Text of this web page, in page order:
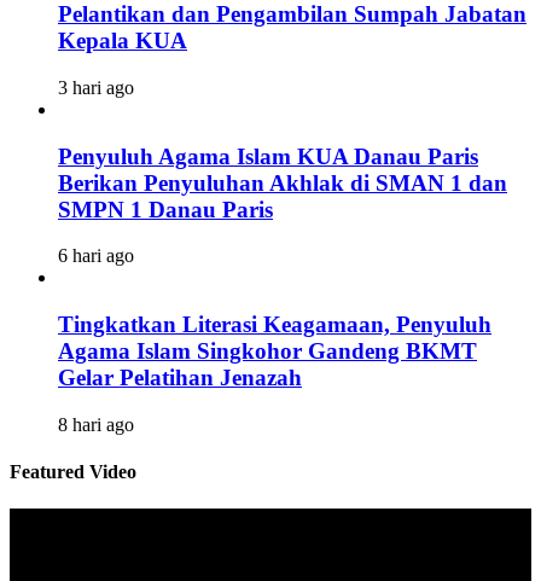
Pelantikan dan Pengambilan Sumpah Jabatan
Kepala KUA
3 hari ago
Penyuluh Agama Islam KUA Danau Paris
Berikan Penyuluhan Akhlak di SMAN 1 dan
SMPN 1 Danau Paris
6 hari ago
Tingkatkan Literasi Keagamaan, Penyuluh
Agama Islam Singkohor Gandeng BKMT
Gelar Pelatihan Jenazah
8 hari ago
Featured Video